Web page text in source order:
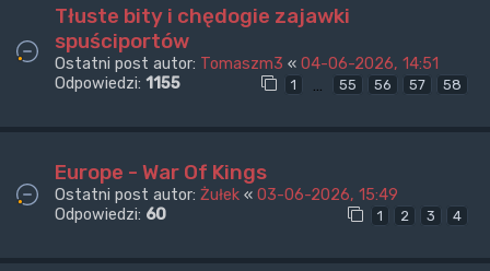
Tłuste bity i chędogie zajawki
spuściportów
Ostatni post autor: Tomaszm3 « 04-06-2026, 14:51
Odpowiedzi: 1155 1 55 56 57 58
Europe - War Of Kings
Ostatni post autor: Żułek « 03-06-2026, 15:49
Odpowiedzi: 60 1 2 3 4